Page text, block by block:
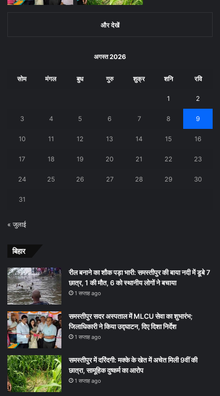
और देखें
अगस्त 2026
सोम मंगल बुध गुरु शुक्र शनि रवि
1 2
3 4 5 6 7 8 9
10 11 12 13 14 15 16
17 18 19 20 21 22 23
24 25 26 27 28 29 30
31
« जुलाई
बिहार
रील बनाने का शौक पड़ा भारी: समस्तीपुर की बाया नदी में डूबे 7
छात्र, 1 की मौत, 6 को स्थानीय लोगों ने बचाया
1 सप्ताह ago
समस्तीपुर सदर अस्पताल में MLCU सेवा का शुभारंभ;
जिलाधिकारी ने किया उद्घाटन, दिए दिशा निर्देश
1 सप्ताह ago
समस्तीपुर में दरिंदगी: मक्के के खेत में अचेत मिली 9वीं की
छात्रा, सामूहिक दुष्कर्म का आरोप
1 सप्ताह ago